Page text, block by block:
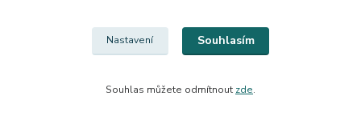
⚫ Uhlíky do nářadí
Nastavení Souhlasím
Souhlas můžete odmítnout zde.